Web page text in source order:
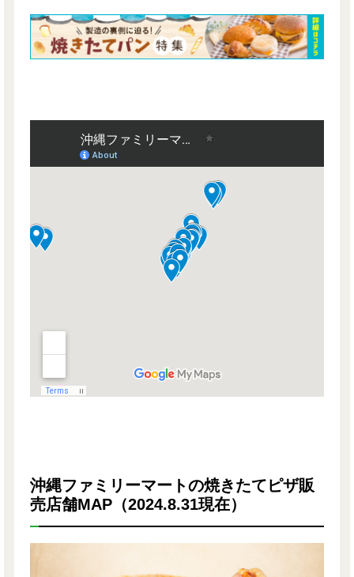
沖縄ファミリーマートの焼きたてピザ販
売店舗MAP（2024.8.31現在）